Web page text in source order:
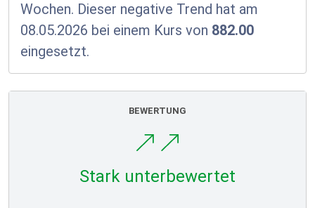
Wochen. Dieser negative Trend hat am
08.05.2026 bei einem Kurs von 882.00
eingesetzt.
BEWERTUNG
Stark unterbewertet